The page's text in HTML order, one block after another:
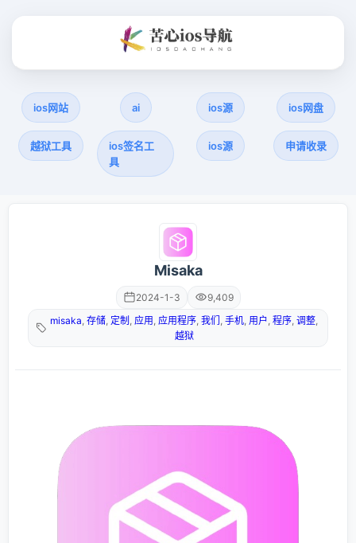
ios网站 ai ios源 ios网盘
越狱工具
ios签名工
具
ios源 申请收录
Misaka
2024-1-3
9,409
misaka ,存储 定制 应用 应用程序 ,我们 ,手机 用户 ,程序 ,调整
越狱